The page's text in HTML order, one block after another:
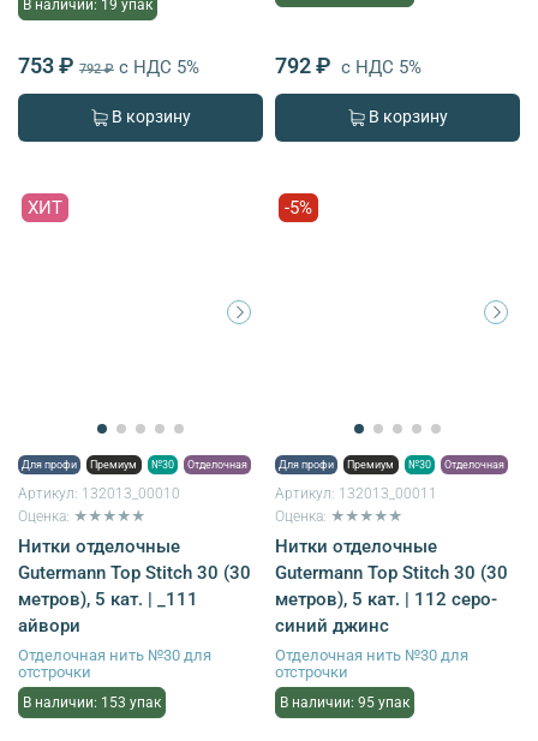
В наличии: 19 упак
753 ₽ 792 ₽ с НДС 5%
В корзину
792 ₽ с НДС 5%
В корзину
ХИТ
Для профи Премиум №30 Отделочная
Артикул: 132013_00010
Оценка: ★★★★★
Нитки отделочные
Gutermann Top Stitch 30 (30
метров), 5 кат. | _111
айвори
Отделочная нить №30 для
отстрочки
В наличии: 153 упак
-5%
Для профи Премиум №30 Отделочная
Артикул: 132013_00011
Оценка: ★★★★★
Нитки отделочные
Gutermann Top Stitch 30 (30
метров), 5 кат. | 112 серо-
синий джинс
Отделочная нить №30 для
отстрочки
В наличии: 95 упак